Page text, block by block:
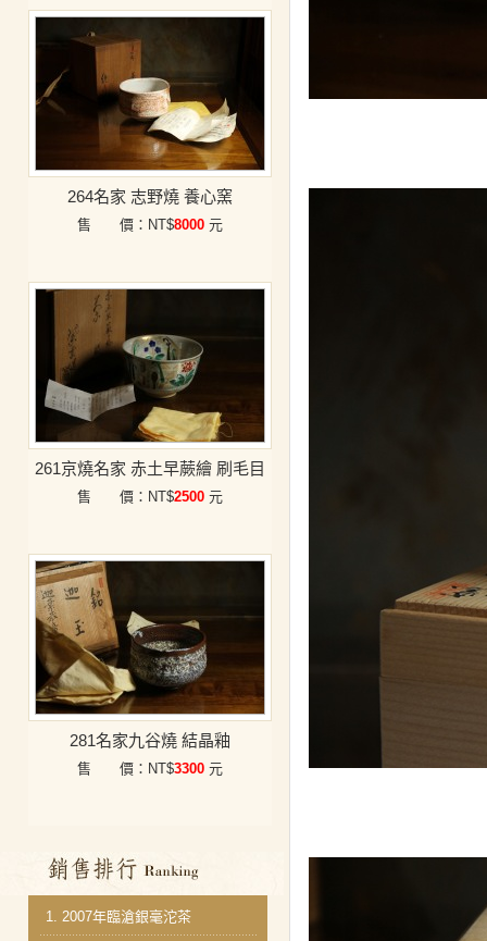
264名家 志野燒 養心窯
售 價：NT$8000 元
261京燒名家 赤土早蕨繪 刷毛目
售 價：NT$2500 元
281名家九谷燒 結晶釉
售 價：NT$3300 元
銷售排行
1. 2007年臨滄銀毫沱茶